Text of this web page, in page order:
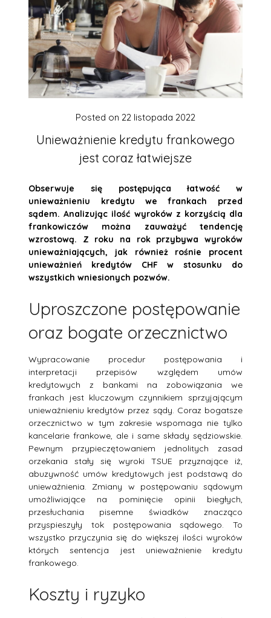
Unieważnienie kredytu frankowego
jest coraz łatwiejsze
Posted on 22 listopada 2022
Obserwuje się postępująca łatwość w
unieważnieniu kredytu we frankach przed
sądem. Analizując ilość wyroków z korzyścią dla
frankowiczów można zauważyć tendencję
wzrostową. Z roku na rok przybywa wyroków
unieważniających, jak również rośnie procent
unieważnień kredytów CHF w stosunku do
wszystkich wniesionych pozwów.
Uproszczone postępowanie
oraz bogate orzecznictwo
Wypracowanie procedur postępowania i
interpretacji przepisów względem umów
kredytowych z bankami na zobowiązania we
frankach jest kluczowym czynnikiem sprzyjającym
unieważnieniu kredytów przez sądy. Coraz bogatsze
orzecznictwo w tym zakresie wspomaga nie tylko
kancelarie frankowe, ale i same składy sędziowskie.
Pewnym przypieczętowaniem jednolitych zasad
orzekania stały się wyroki TSUE przyznające iż,
abuzywność umów kredytowych jest podstawą do
unieważnienia. Zmiany w postępowaniu sądowym
umożliwiające na pominięcie opinii biegłych,
przesłuchania pisemne świadków znacząco
przyspieszyły tok postępowania sądowego. To
wszystko przyczynia się do większej ilości wyroków
których sentencja jest unieważnienie kredytu
frankowego.
Koszty i ryzyko